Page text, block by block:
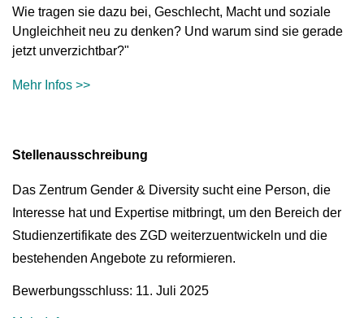
Wie tragen sie dazu bei, Geschlecht, Macht und soziale
Ungleichheit neu zu denken? Und warum sind sie gerade
jetzt unverzichtbar?"
Mehr Infos >>
Stellenausschreibung
Das Zentrum Gender & Diversity sucht eine Person, die
Interesse hat und Expertise mitbringt, um den Bereich der
Studienzertifikate des ZGD weiterzuentwickeln und die
bestehenden Angebote zu reformieren.
Bewerbungsschluss: 11. Juli 2025